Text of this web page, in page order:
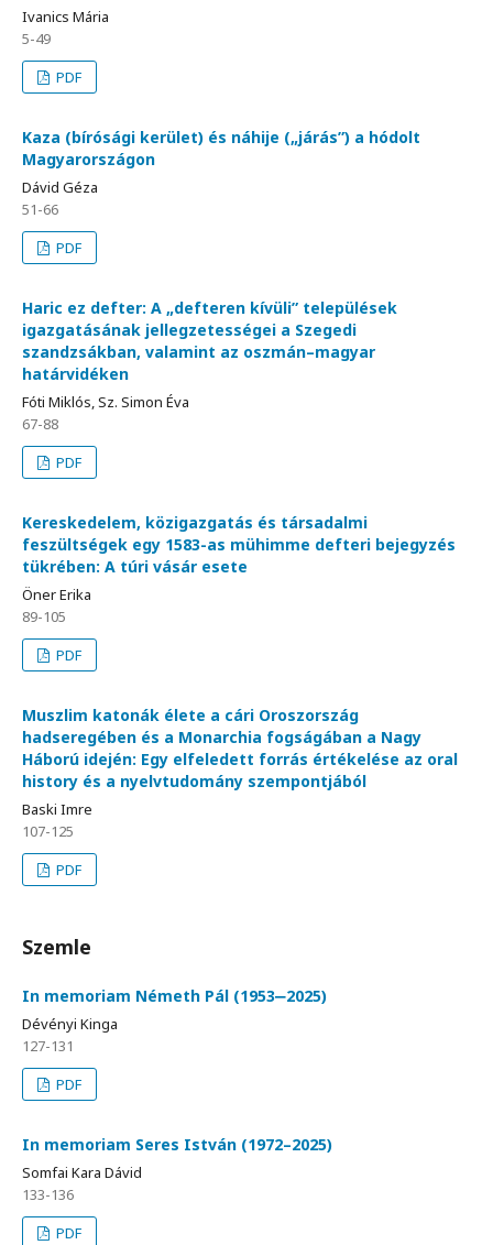
Ivanics Mária
5-49
PDF
Kaza (bírósági kerület) és náhije („járás”) a hódolt
Magyarországon
Dávid Géza
51-66
PDF
Haric ez defter: A „defteren kívüli” települések
igazgatásának jellegzetességei a Szegedi
szandzsákban, valamint az oszmán–magyar
határvidéken
Fóti Miklós, Sz. Simon Éva
67-88
PDF
Kereskedelem, közigazgatás és társadalmi
feszültségek egy 1583-as mühimme defteri bejegyzés
tükrében: A túri vásár esete
Öner Erika
89-105
PDF
Muszlim katonák élete a cári Oroszország
hadseregében és a Monarchia fogságában a Nagy
Háború idején: Egy elfeledett forrás értékelése az oral
history és a nyelvtudomány szempontjából
Baski Imre
107-125
PDF
Szemle
In memoriam Németh Pál (1953‒2025)
Dévényi Kinga
127-131
PDF
In memoriam Seres István (1972–2025)
Somfai Kara Dávid
133-136
PDF